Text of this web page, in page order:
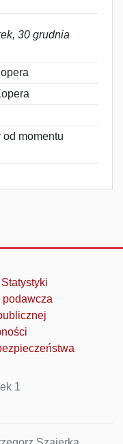
30 grudnia
od momentu
Statystyki
podawcza
1